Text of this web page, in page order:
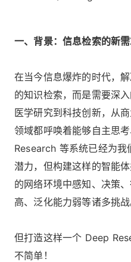
一、背景：信息检索的新
在当今信息爆炸的时代，
的知识检索，而是需要深
医学研究到科技创新，从
领域都呼唤着能够自主思
Research 等系统已经为我
潜力，但构建这样的智能
的网络环境中感知、决策
高、泛化能力弱等诸多挑战
但打造这样一个 Deep
不简单！